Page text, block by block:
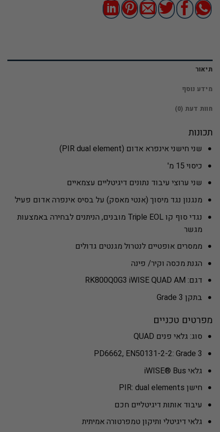
תיאור
מידע נוסף
חוות דעת (0)
תכונות
שני חישני אינפרא אדום (PIR dual element)
כיסוי 15 מ'
שני ערוצי עיבוד נתונים דיגיטליים עצמאיים
מנגנון נגד מיסוך (אנטי מאסק) על בסיס אינפרה אדום פעיל
נגדי סוף קו Triple EOL מובנים, הניתנים לבחירה באמצעות
מגשר
ממסרים אופטיים לנטרול מגנטים גדולים
הגנת מכסה וקיר/ פינה
דגם: RK800Q0G3 iWISE QUAD AM
בתקן Grade 3
מפרטים טכניים
סוג: גלאי פנים QUAD
PD6662, EN50131-2-2: Grade 3
גלאי iWISE® Bus
חישן PIR: dual elements
עיבוד אותות דיגיטליים חכם
גלאי דיגיטלי ותיקון טמפרטורה אמיתית